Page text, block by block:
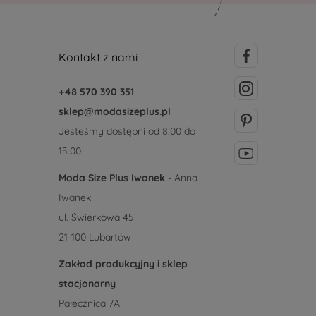
Kontakt z nami
+48 570 390 351
sklep@modasizeplus.pl
Jesteśmy dostępni od 8:00 do
15:00
Moda Size Plus Iwanek - Anna
Iwanek
ul. Świerkowa 45
21-100 Lubartów
Zakład produkcyjny i sklep
stacjonarny
Pałecznica 7A